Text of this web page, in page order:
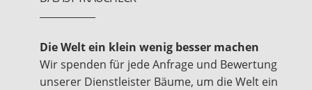
Die Welt ein klein wenig besser machen
Wir spenden für jede Anfrage und Bewertung
unserer Dienstleister Bäume, um die Welt ein